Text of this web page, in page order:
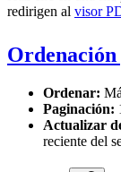
redirigen al visor
Ordenar:
Paginación:
Actualizar
reciente del